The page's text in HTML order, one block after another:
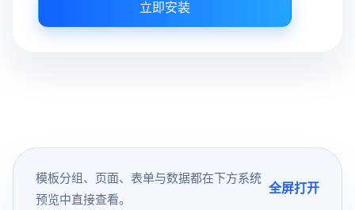
立即安装
模板分组、页面、表单与数据都在下方系统
预览中直接查看。
全屏打开